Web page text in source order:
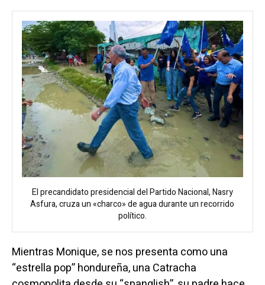
El precandidato presidencial del Partido Nacional, Nasry
Asfura, cruza un «charco» de agua durante un recorrido
político.
Mientras Monique, se nos presenta como una
“estrella pop” hondureña, una Catracha